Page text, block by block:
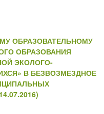
ОБРАЗОВАТЕЛЬНОМУ
ОБРАЗОВАНИЯ
ЭКОЛОГО-
В БЕЗВОЗМЕЗДНОЕ